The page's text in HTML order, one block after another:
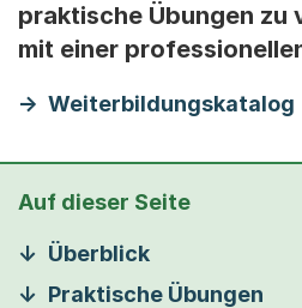
praktische Übungen zu
mit einer
Weiterbildungskatalog
Auf dieser Seite
Überblick
Praktische Übungen